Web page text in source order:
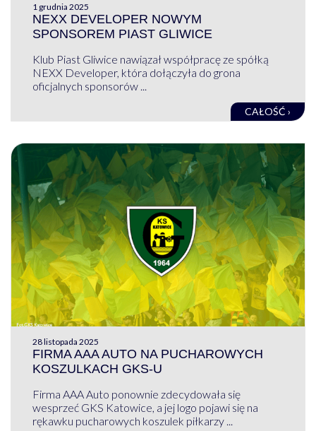
1 grudnia 2025
NEXX DEVELOPER NOWYM
SPONSOREM PIAST GLIWICE
Klub Piast Gliwice nawiązał współpracę ze spółką
NEXX Developer, która dołączyła do grona
oficjalnych sponsorów ...
CAŁOŚĆ ›
28 listopada 2025
FIRMA AAA AUTO NA PUCHAROWYCH
KOSZULKACH GKS-U
Firma AAA Auto ponownie zdecydowała się
wesprzeć GKS Katowice, a jej logo pojawi się na
rękawku pucharowych koszulek piłkarzy ...